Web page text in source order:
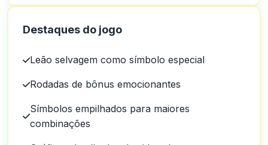
Destaques do jogo
Leão selvagem como símbolo especial
Rodadas de bônus emocionantes
Símbolos empilhados para maiores
combinações